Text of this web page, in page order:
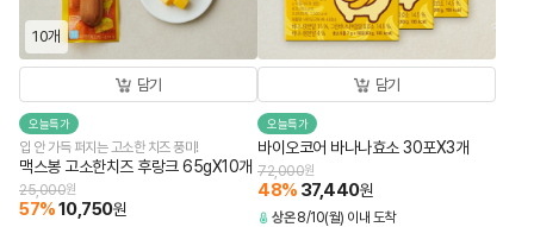
10개
담기
오늘특가
입 안 가득 퍼지는 고소한 치즈 풍미!
맥스봉 고소한치즈 후랑크 65gX10개
25,000원
57%10,750원
담기
오늘특가
바이오코어 바나나효소 30포X3개
72,000원
48% 37,440원
상온 8/10(월) 이내 도착